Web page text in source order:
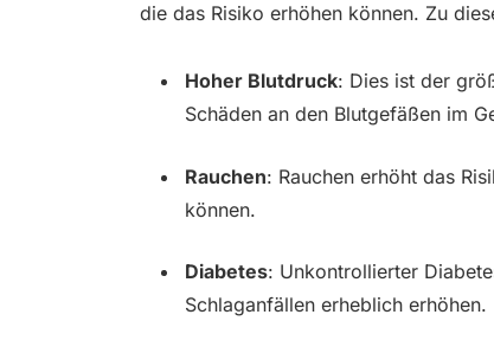
die das Risiko erhöhen können. Zu
Hoher Blutdruck: Dies ist der
Schäden an den Blutgefäßen im
Rauchen: Rauchen erhöht das
können.
Diabetes: Unkontrollierter
Schlaganfällen erheblich erhöhen.